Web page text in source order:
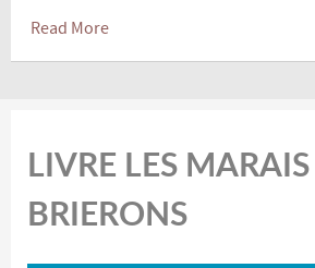
Read More
LIVRE LES MARAIS
BRIERONS